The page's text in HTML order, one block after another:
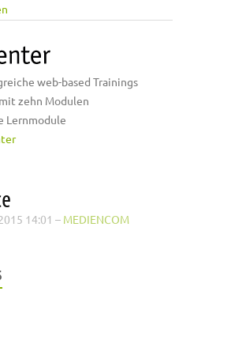
web-based Trainings
zehn Modulen
Lernmodule
14:01 – MEDIENCOM